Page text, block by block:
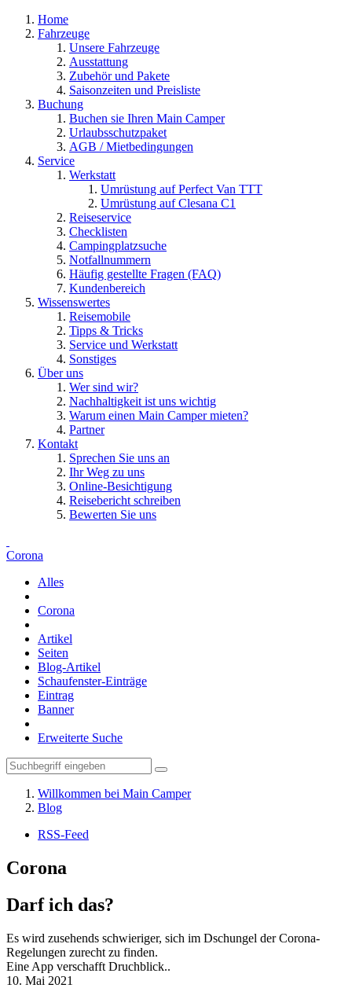
Home
Fahrzeuge
Unsere Fahrzeuge
Ausstattung
Zubehör und Pakete
Saisonzeiten und Preisliste
Buchung
Buchen sie Ihren Main Camper
Urlaubsschutzpaket
AGB / Mietbedingungen
Service
Werkstatt
Umrüstung auf Perfect Van TTT
Umrüstung auf Clesana C1
Reiseservice
Checklisten
Campingplatzsuche
Notfallnummern
Häufig gestellte Fragen (FAQ)
Kundenbereich
Wissenswertes
Reisemobile
Tipps & Tricks
Service und Werkstatt
Sonstiges
Über uns
Wer sind wir?
Nachhaltigkeit ist uns wichtig
Warum einen Main Camper mieten?
Partner
Kontakt
Sprechen Sie uns an
Ihr Weg zu uns
Online-Besichtigung
Reisebericht schreiben
Bewerten Sie uns
Corona
Alles
Corona
Artikel
Seiten
Blog-Artikel
Schaufenster-Einträge
Eintrag
Banner
Erweiterte Suche
Willkommen bei Main Camper
Blog
RSS-Feed
Corona
Darf ich das?
Es wird zusehends schwieriger, sich im Dschungel der Corona-
Regelungen zurecht zu finden.
Eine App verschafft Druchblick..
10. Mai 2021